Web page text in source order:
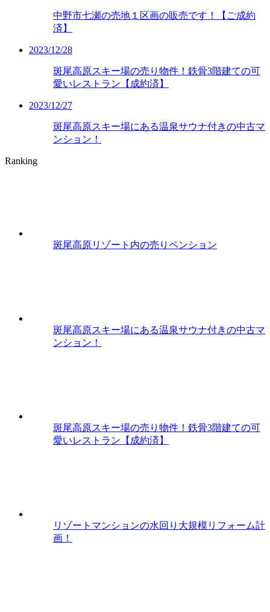
中野市七瀬の売地１区画の販売です！【ご成約
済】
2023/12/28
斑尾高原スキー場の売り物件！鉄骨3階建ての可
愛いレストラン【成約済】
2023/12/27
斑尾高原スキー場にある温泉サウナ付きの中古マ
ンション！
Ranking
斑尾高原リゾート内の売りペンション
斑尾高原スキー場にある温泉サウナ付きの中古マ
ンション！
斑尾高原スキー場の売り物件！鉄骨3階建ての可
愛いレストラン【成約済】
リゾートマンションの水回り大規模リフォーム計
画！